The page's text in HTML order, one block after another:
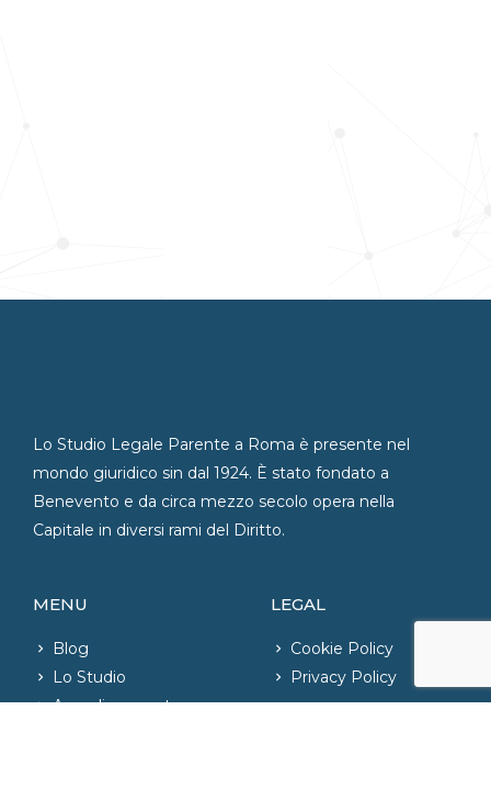
Lo Studio Legale Parente a Roma è presente nel
mondo giuridico sin dal 1924. È stato fondato a
Benevento e da circa mezzo secolo opera nella
Capitale in diversi rami del Diritto.
MENU
Blog
Lo Studio
Area di competenza
LEGAL
Cookie Policy
Privacy Policy